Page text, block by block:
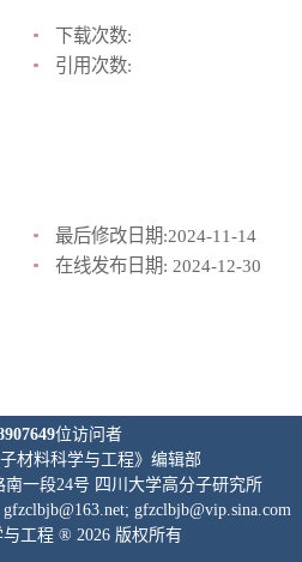
下载次数:
引用次数:
最后修改日期:2024-11-14
在线发布日期: 2024-12-30
位访问者
材料科学与工程》编辑部
一段24号 四川大学高分子研究所
gfzclbjb@vip.sina.com
工程 ® 2026 版权所有